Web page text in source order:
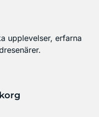
upplevelser, erfarna